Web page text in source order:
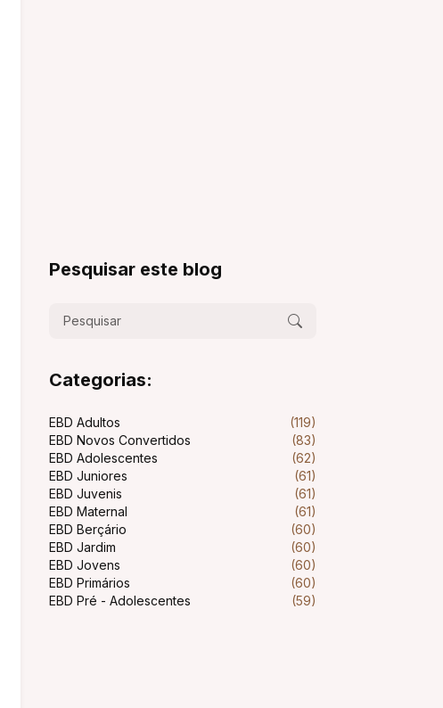
Pesquisar este blog
Categorias:
EBD Adultos
(119)
EBD Novos Convertidos
(83)
EBD Adolescentes
(62)
EBD Juniores
(61)
EBD Juvenis
(61)
EBD Maternal
(61)
EBD Berçário
(60)
EBD Jardim
(60)
EBD Jovens
(60)
EBD Primários
(60)
EBD Pré - Adolescentes
(59)